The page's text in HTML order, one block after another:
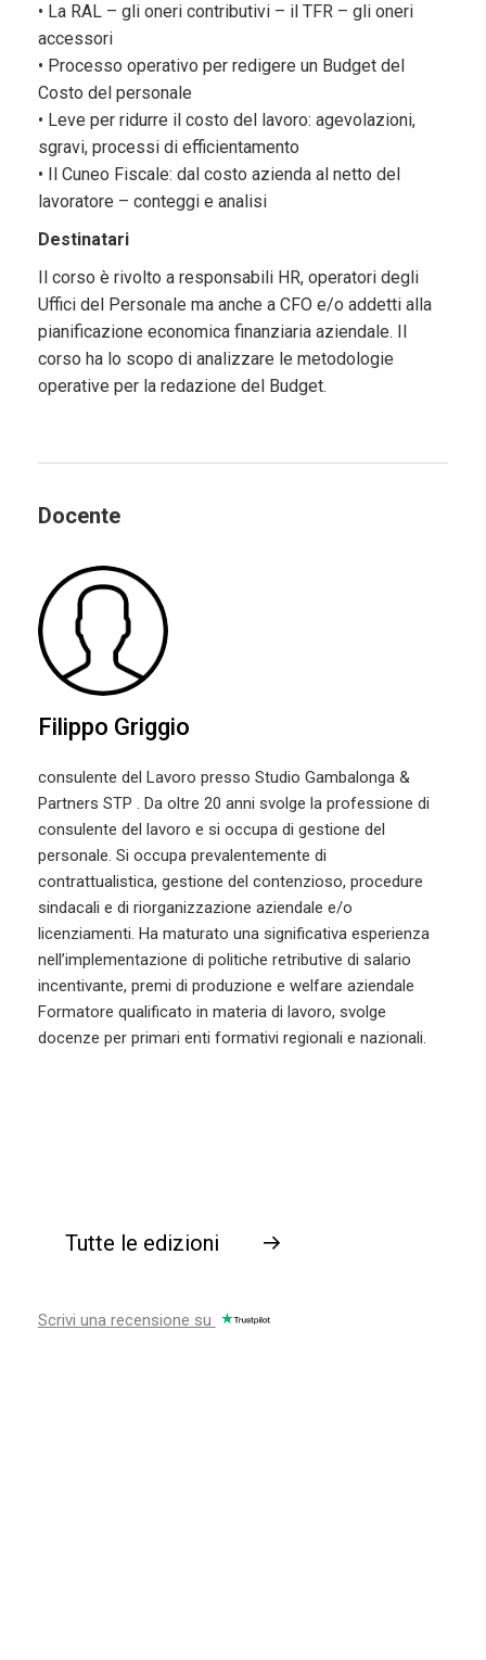
• La RAL – gli oneri contributivi – il TFR – gli oneri
accessori
• Processo operativo per redigere un Budget del
Costo del personale
• Leve per ridurre il costo del lavoro: agevolazioni,
sgravi, processi di efficientamento
• Il Cuneo Fiscale: dal costo azienda al netto del
lavoratore – conteggi e analisi
Destinatari
Il corso è rivolto a responsabili HR, operatori degli
Uffici del Personale ma anche a CFO e/o addetti alla
pianificazione economica finanziaria aziendale. Il
corso ha lo scopo di analizzare le metodologie
operative per la redazione del Budget.
Docente
Filippo Griggio
consulente del Lavoro presso Studio Gambalonga &
Partners STP . Da oltre 20 anni svolge la professione di
consulente del lavoro e si occupa di gestione del
personale. Si occupa prevalentemente di
contrattualistica, gestione del contenzioso, procedure
sindacali e di riorganizzazione aziendale e/o
licenziamenti. Ha maturato una significativa esperienza
nell’implementazione di politiche retributive di salario
incentivante, premi di produzione e welfare aziendale
Formatore qualificato in materia di lavoro, svolge
docenze per primari enti formativi regionali e nazionali.
Tutte le edizioni →
Scrivi una recensione su